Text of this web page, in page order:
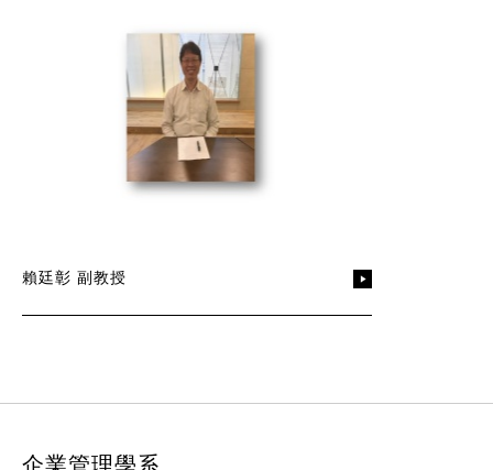
賴廷彰 副教授
企業管理學系